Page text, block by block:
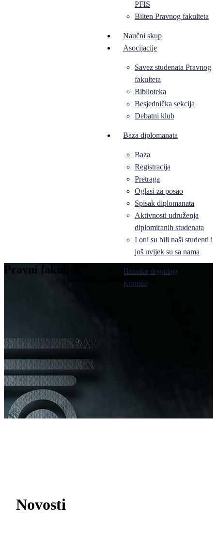
PFIS
Bilten Pravnog fakulteta
Naučni skup
Asocijacije
Savez studenata Pravnog
fakulteta
Biblioteka
Besjednička sekcija
Debatni klub
Baza diplomanata
Baza
Registracija
Pretraga
Oglasi za posao
Spisak diplomanata
Aktivnosti udruženja
diplomiranih studenata
I oni su bili naši studenti i
još uvijek su sa nama
Hronika događaja
Kontakt
Pravni fakultet
Univerziteta u Istočnom Sarajevu
Novosti